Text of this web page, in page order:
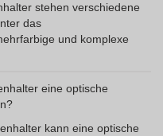
stehen verschiedene
das
und komplexe
eine optische
kann eine optische